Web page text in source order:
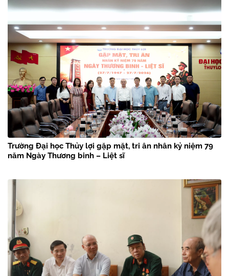
Trường Đại học Thủy lợi gặp mặt, tri ân nhân kỷ niệm 79
năm Ngày Thương binh – Liệt sĩ